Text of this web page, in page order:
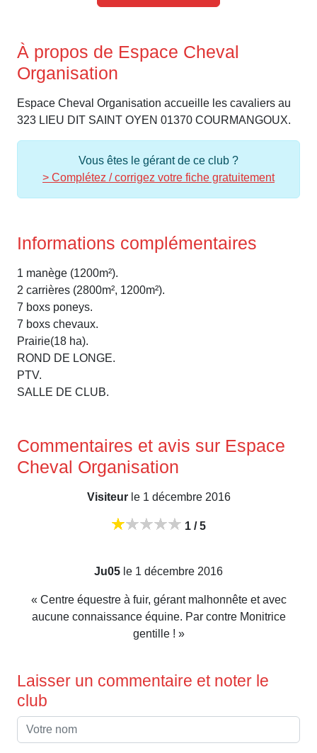
À propos de Espace Cheval
Organisation
Espace Cheval Organisation accueille les cavaliers au
323 LIEU DIT SAINT OYEN 01370 COURMANGOUX.
Vous êtes le gérant de ce club ?
> Complétez / corrigez votre fiche gratuitement
Informations complémentaires
1 manège (1200m²).
2 carrières (2800m², 1200m²).
7 boxs poneys.
7 boxs chevaux.
Prairie(18 ha).
ROND DE LONGE.
PTV.
SALLE DE CLUB.
Commentaires et avis sur Espace
Cheval Organisation
Visiteurle 1 décembre 2016
1 / 5
Ju05 le 1 décembre 2016
« Centre équestre à fuir, gérant malhonnête et avec
aucune connaissance équine. Par contre Monitrice
gentille ! »
Laisser un commentaire et noter le
club